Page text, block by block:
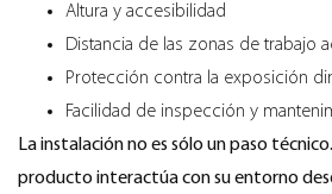
Altura y accesibilidad
Distancia de las zonas de trabajo
Protección contra la exposición
Facilidad de inspección y
La instalación no es sólo un paso
producto interactúa con su entorno